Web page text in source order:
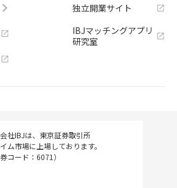
独立開業サイト
IBJマッチングアプリ
研究室
社IBJは、東京証券取引所
ム市場に上場しております。
券コード：6071）